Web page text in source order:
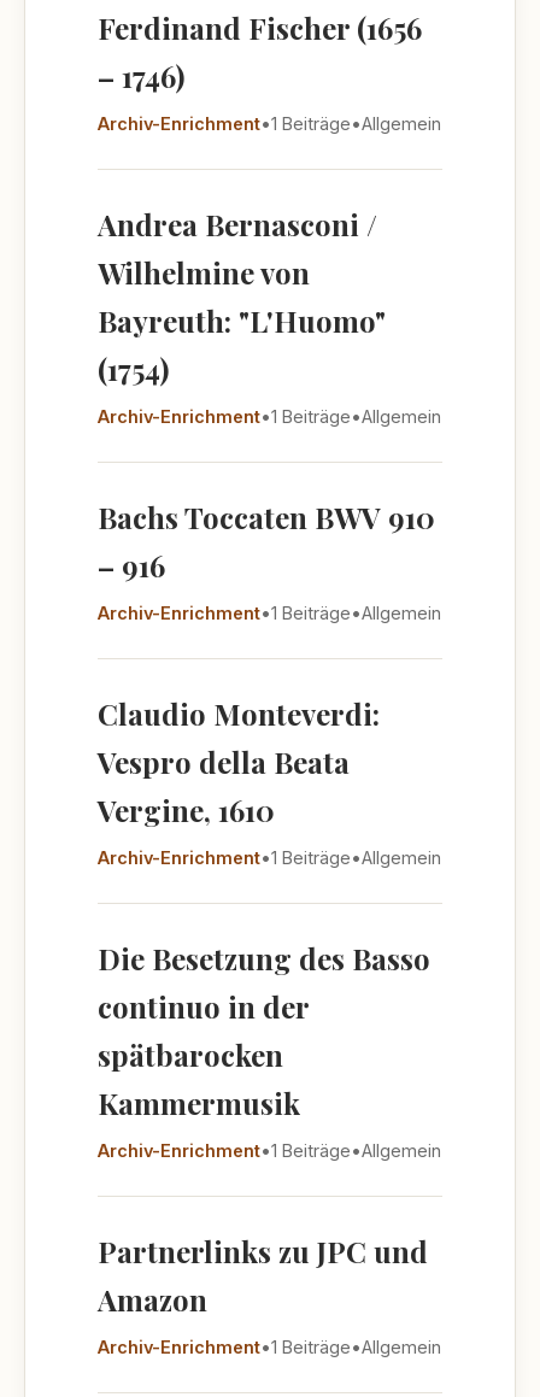
Ferdinand Fischer (1656
– 1746)
Archiv-Enrichment•1 Beiträge•Allgemein
Andrea Bernasconi /
Wilhelmine von
Bayreuth: "L'Huomo"
(1754)
Archiv-Enrichment•1 Beiträge•Allgemein
Bachs Toccaten BWV 910
– 916
Archiv-Enrichment•1 Beiträge•Allgemein
Claudio Monteverdi:
Vespro della Beata
Vergine, 1610
Archiv-Enrichment•1 Beiträge•Allgemein
Die Besetzung des Basso
continuo in der
spätbarocken
Kammermusik
Archiv-Enrichment•1 Beiträge•Allgemein
Partnerlinks zu JPC und
Amazon
Archiv-Enrichment•1 Beiträge•Allgemein